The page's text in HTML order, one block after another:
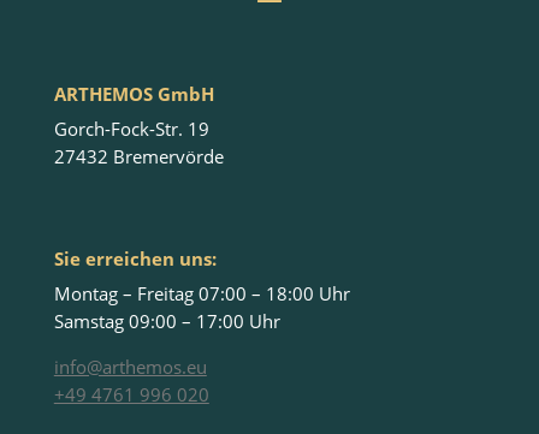
ARTHEMOS GmbH
Gorch-Fock-Str. 19
27432 Bremervörde
Sie erreichen uns:
Montag – Freitag 07:00 – 18:00 Uhr
Samstag 09:00 – 17:00 Uhr
info@arthemos.eu
+49 4761 996 020